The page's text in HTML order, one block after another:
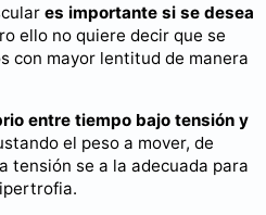
es importante si se desea
ello no quiere decir que se
con mayor lentitud de manera
entre tiempo bajo tensión y
el peso a mover, de
tensión se a la adecuada para